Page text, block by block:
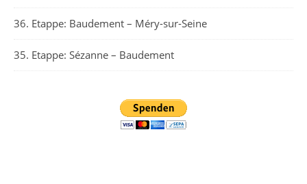
36. Etappe: Baudement – Méry-sur-Seine
35. Etappe: Sézanne – Baudement